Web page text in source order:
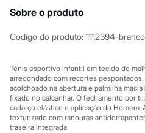
Calçados
Chinelos
Sapatilhas
Tênis
Marcas
City
Clock House
Mindset
Sobre o produto
Codigo do produto: 1112394-
Tênis esportivo infantil em tecido de
arredondado com recortes
acolchoado na abertura e palmilha
fixado no calcanhar. O fechamento por
cadarço elástico e aplicação do
texturizado com ranhuras
traseira integrada.